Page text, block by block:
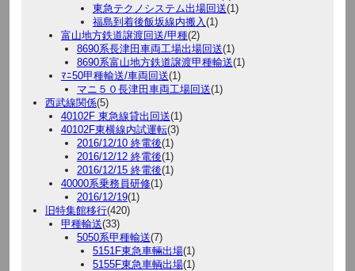
東急テクノシステム出場回送(1)
福島到着後飯坂線内搬入 (1)
富山地方鉄道譲渡回送/甲種(2)
8690系長津田車両工場出場回送(1)
8690系富山地方鉄道譲渡甲種輸送(1)
ﾏﾆ50甲種輸送/車両回送(1)
マニ５０長津田車両工場回送(1)
西武線関係(5)
40102F 東急線貸出回送(1)
40102F東横線内試運転(3)
2016/12/10 終電後(1)
2016/12/12 終電後(1)
2016/12/15 終電後(1)
40000系乗務員研修(1)
2016/12/19(1)
旧特集館移行(420)
甲種輸送(33)
5050系甲種輸送(7)
5151F東急車輛出場(1)
5155F東急車輌出場(1)